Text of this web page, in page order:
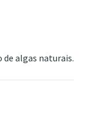
algas naturais.